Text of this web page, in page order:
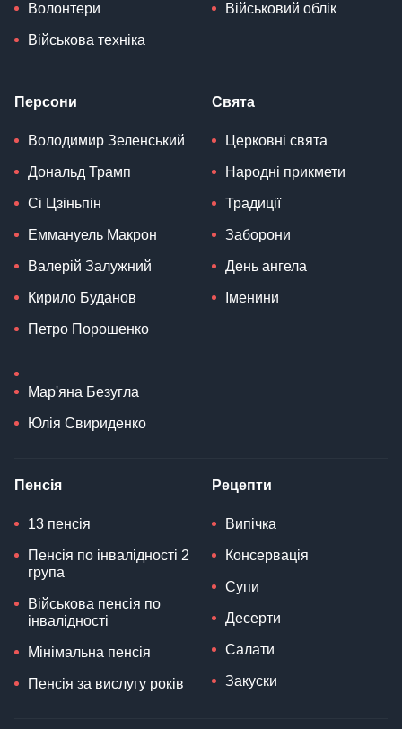
Волонтери
Військова техніка
Військовий облік
Персони
Володимир Зеленський
Дональд Трамп
Сі Цзіньпін
Еммануель Макрон
Валерій Залужний
Кирило Буданов
Петро Порошенко
Мар'яна Безугла
Юлія Свириденко
Свята
Церковні свята
Народні прикмети
Традиції
Заборони
День ангела
Іменини
Пенсія
13 пенсія
Пенсія по інвалідності 2
група
Військова пенсія по
інвалідності
Мінімальна пенсія
Пенсія за вислугу років
Рецепти
Випічка
Консервація
Супи
Десерти
Салати
Закуски